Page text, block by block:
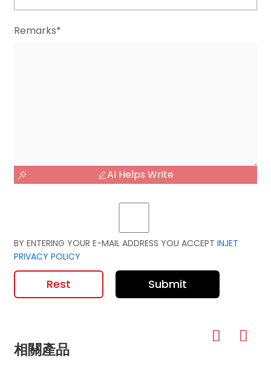
Remarks*
AI Helps Write
BY ENTERING YOUR E-MAIL ADDRESS YOU ACCEPT INJET
PRIVACY POLICY
Rest Submit
相關產品